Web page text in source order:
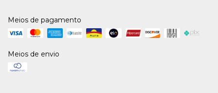
Meios de pagamento
Meios de envio